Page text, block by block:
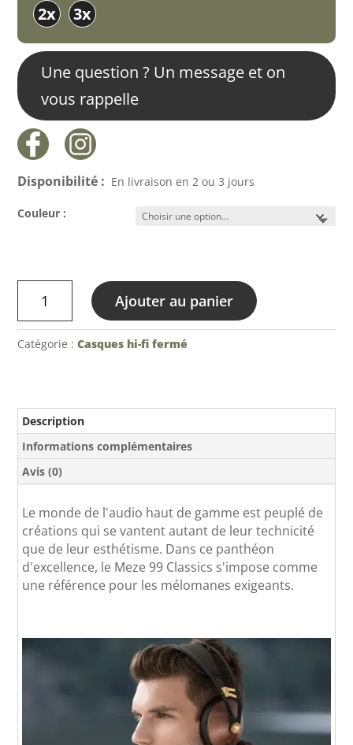
2x 3x
Une question ? Un message et on
vous rappelle
Disponibilité : En livraison en 2 ou 3 jours
Couleur :
Meze
-
Ajouter au panier
Catégorie : Casques hi-fi fermé
Description
Informations complémentaires
Avis (0)
Le monde de l'audio haut de gamme est peuplé de
créations qui se vantent autant de leur technicité
que de leur esthétisme. Dans ce panthéon
d'excellence, le Meze 99 Classics s'impose comme
une référence pour les mélomanes exigeants.